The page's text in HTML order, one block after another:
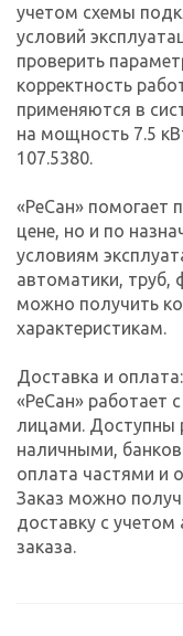
учетом схемы
условий
проверить
корректность
применяются в
на мощность 7.5
107.5380.
«РеСан» помогает
цене, но и по
условиям
автоматики, труб,
можно получить
характеристикам.
Доставка и оплата:
«РеСан» работает
лицами. Доступны
наличными,
оплата частями и
Заказ можно
доставку с учетом
заказа.